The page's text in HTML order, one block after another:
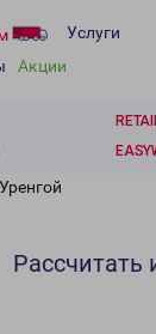
Услуги
Акции
Рассчитать